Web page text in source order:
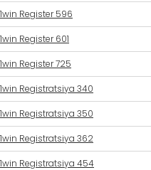
1win Register 596
1win Register 601
1win Register 725
1win Registratsiya 340
1win Registratsiya 350
1win Registratsiya 362
1win Registratsiya 454